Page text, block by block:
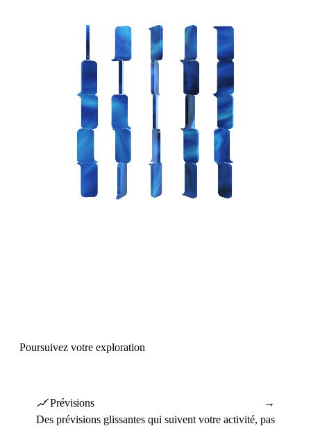
Poursuivez votre exploration
Prévisions
→
Des prévisions glissantes qui suivent votre activité, pas